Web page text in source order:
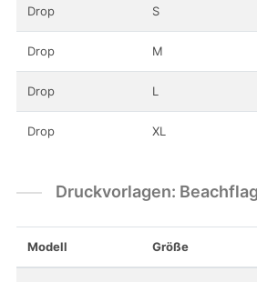
Drop S
Drop M
Drop L
Drop XL
Druckvorlagen:
Modell Größe